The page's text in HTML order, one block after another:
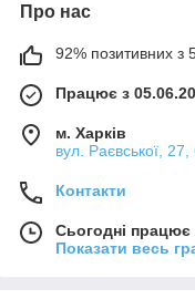
Про нас
92% позитивних з
Працює з
м. Харків
вул. Раєвської,
Контакти
Сьогодні працює
Показати весь